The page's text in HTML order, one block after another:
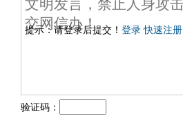
提示：请登录后提交！ 登录 快速注册
验证码：